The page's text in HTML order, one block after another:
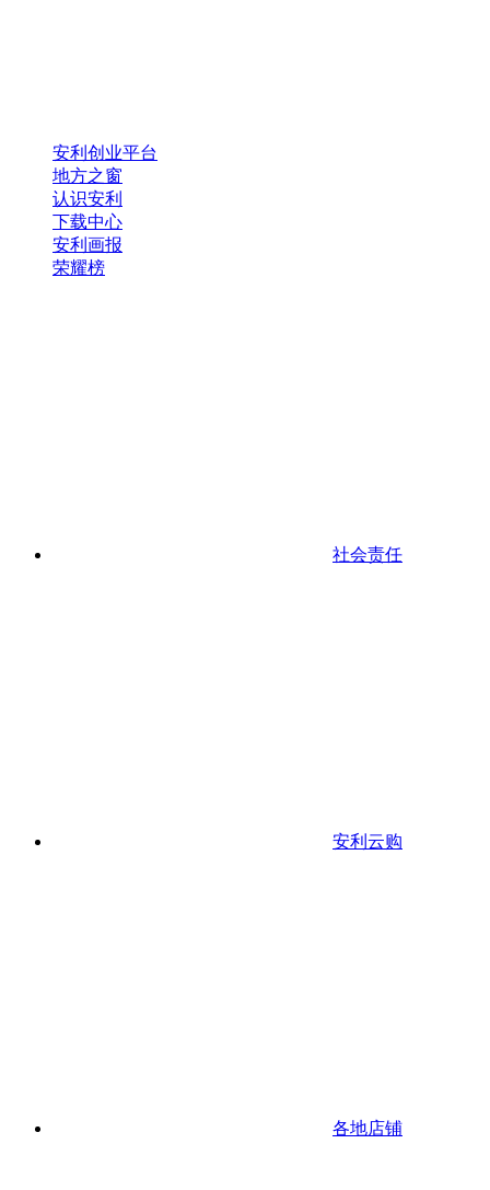
安利创业平台
地方之窗
认识安利
下载中心
安利画报
荣耀榜
社会责任
安利云购
各地店铺